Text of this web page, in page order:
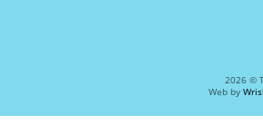
2026 ©
Web by